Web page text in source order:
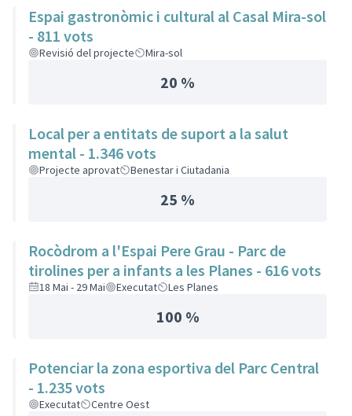
Espai gastronòmic i cultural al Casal Mira-sol
- 811 vots
Revisió del projecte Mira-sol
20 %
Local per a entitats de suport a la salut
mental - 1.346 vots
Projecte aprovat Benestar i Ciutadania
25 %
Rocòdrom a l'Espai Pere Grau - Parc de
tirolines per a infants a les Planes - 616 vots
18 Mai - 29 Mai Executat Les Planes
100 %
Potenciar la zona esportiva del Parc Central
- 1.235 vots
Executat Centre Oest